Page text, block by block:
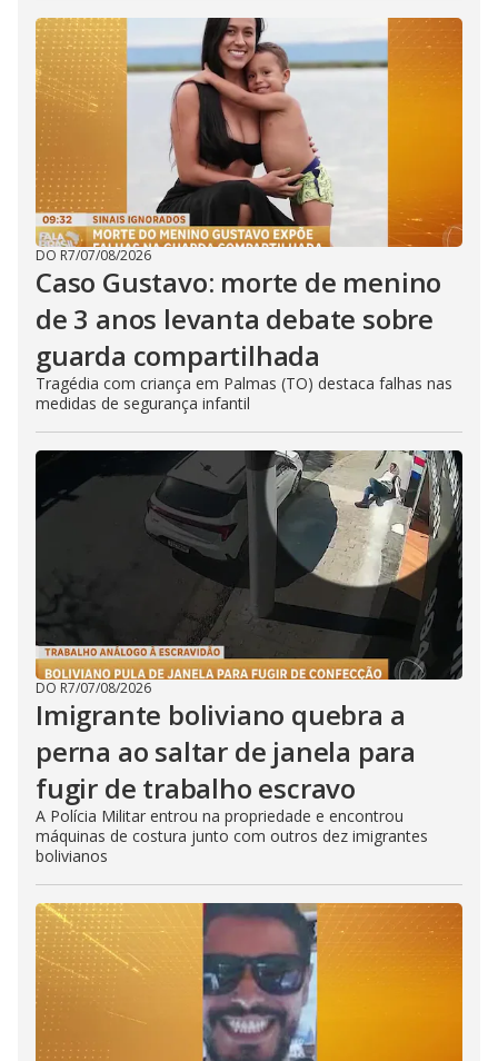
DO R7/07/08/2026
Caso Gustavo: morte de menino
de 3 anos levanta debate sobre
guarda compartilhada
Tragédia com criança em Palmas (TO) destaca falhas nas
medidas de segurança infantil
DO R7/07/08/2026
Imigrante boliviano quebra a
perna ao saltar de janela para
fugir de trabalho escravo
A Polícia Militar entrou na propriedade e encontrou
máquinas de costura junto com outros dez imigrantes
bolivianos